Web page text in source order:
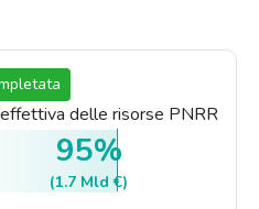
delle risorse PNRR
95%
(1.7 Mld €)